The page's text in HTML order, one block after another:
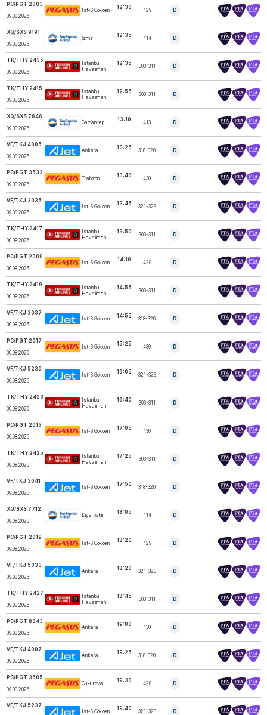
PC/PGT 2003
09.08.2026
PEGASUS Ist-S.Gökcen 12:30 429 D
XQ/SXS 9191
09.08.2026
SUNEXPRESS İzmir 12:35 414 D
TK/THY 2435
09.08.2026
TURKISH AIRLINES
Istanbul
Havalimanı
12:35 303-311 D
TK/THY 2415
09.08.2026
TURKISH AIRLINES
Istanbul
Havalimanı
12:55 303-311 D
XQ/SXS 7646
09.08.2026
SUNEXPRESS Gaziantep 13:10 413 D
VF/TKJ 4005
09.08.2026
AJET Ankara 13:25 318-320 D
PC/PGT 3532
09.08.2026
PEGASUS Trabzon 13:40 430 D
VF/TKJ 3035
09.08.2026
AJET Ist-S.Gökcen 13:45 321-323 D
TK/THY 2417
09.08.2026
TURKISH AIRLINES
Istanbul
Havalimanı
13:50 303-311 D
PC/PGT 2009
09.08.2026
PEGASUS Ist-S.Gökcen 14:10 429 D
TK/THY 2419
09.08.2026
TURKISH AIRLINES
Istanbul
Havalimanı
14:55 303-311 D
VF/TKJ 3037
09.08.2026
AJET Ist-S.Gökcen 14:55 318-320 D
PC/PGT 2017
09.08.2026
PEGASUS Ist-S.Gökcen 15:25 430 D
VF/TKJ 5239
09.08.2026
AJET Ist-S.Gökcen 16:05 321-323 D
TK/THY 2423
09.08.2026
TURKISH AIRLINES
Istanbul
Havalimanı
16:40 303-311 D
PC/PGT 2013
09.08.2026
PEGASUS Ist-S.Gökcen 17:05 430 D
TK/THY 2425
09.08.2026
TURKISH AIRLINES
Istanbul
Havalimanı
17:25 303-311 D
VF/TKJ 3041
09.08.2026
AJET Ist-S.Gökcen 17:50 318-320 D
XQ/SXS 7712
09.08.2026
SUNEXPRESS Diyarbakır 18:05 414 D
PC/PGT 2019
09.08.2026
PEGASUS Ist-S.Gökcen 18:20 429 D
VF/TKJ 5333
09.08.2026
AJET Ankara 18:20 321-323 D
TK/THY 2427
09.08.2026
TURKISH AIRLINES
Istanbul
Havalimanı
18:45 303-311 D
PC/PGT 8043
09.08.2026
PEGASUS Ankara 19:00 430 D
VF/TKJ 4007
09.08.2026
AJET Ankara 19:25 318-320 D
PC/PGT 3605
09.08.2026
PEGASUS Çukurova 19:30 428 D
VF/TKJ 5237
AJET Ist-S.Gökcen 19:40 321-323 D